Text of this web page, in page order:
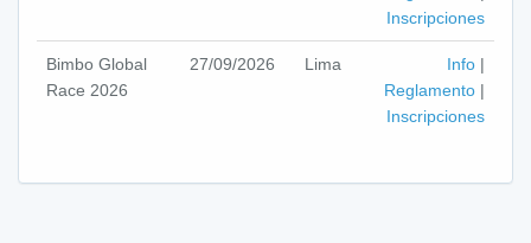
Inscripciones
Bimbo Global
Race 2026
27/09/2026 Lima Info |
Reglamento |
Inscripciones